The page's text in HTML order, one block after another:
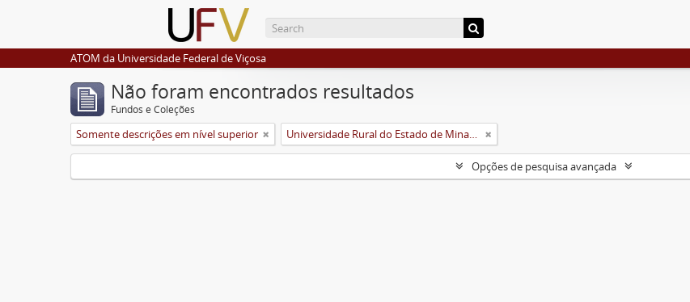
ATOM da Universidade Federal de Viçosa
Não foram encontrados resultados
Fundos e Coleções
Somente descrições em nível superior Universidade Rural do Estado de Minas Gerais (Uremg)
Opções de pesquisa avançada